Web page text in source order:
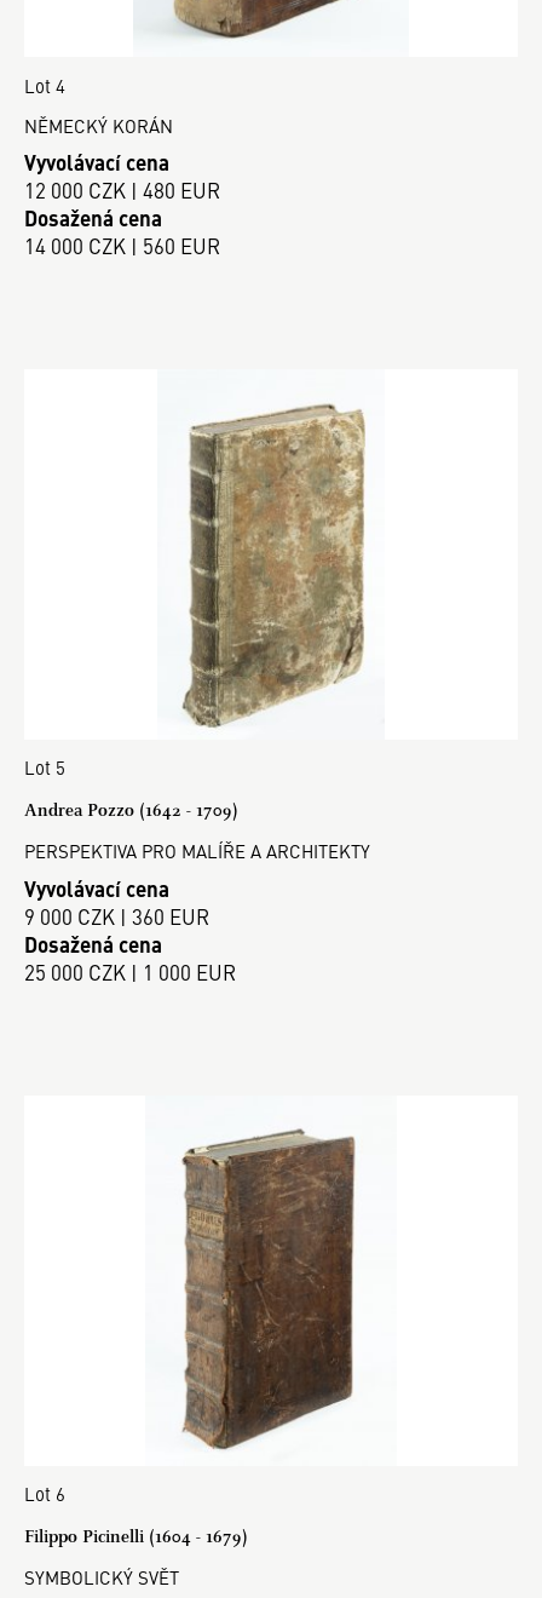
Lot 4
NĚMECKÝ KORÁN
Vyvolávací cena
12 000 CZK | 480 EUR
Dosažená cena
14 000 CZK | 560 EUR
Lot 5
Andrea Pozzo (1642 - 1709)
PERSPEKTIVA PRO MALÍŘE A ARCHITEKTY
Vyvolávací cena
9 000 CZK | 360 EUR
Dosažená cena
25 000 CZK | 1 000 EUR
Lot 6
Filippo Picinelli (1604 - 1679)
SYMBOLICKÝ SVĚT